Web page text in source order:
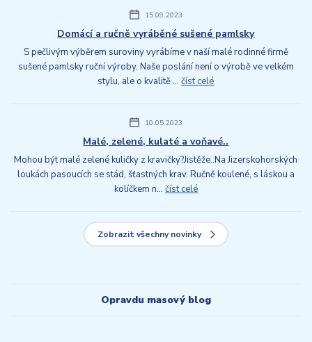
15.09.2023
Domácí a ručně vyráběné sušené pamlsky
S pečlivým výběrem suroviny vyrábíme v naší malé rodinné firmě
sušené pamlsky ruční výroby. Naše poslání není o výrobě ve velkém
stylu, ale o kvalitě ...číst celé
10.05.2023
Malé, zelené, kulaté a voňavé..
Mohou být malé zelené kuličky z kravičky?Jistěže..Na Jizerskohorských
loukách pasoucích se stád, šťastných krav. Ručně koulené, s láskou a
kolíčkem n... číst celé
Zobrazit všechny novinky
Opravdu masový blog